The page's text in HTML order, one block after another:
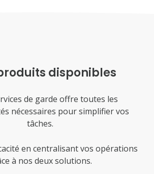
disponibles
de garde offre toutes les
nécessaires pour simplifier vos
tâches.
en centralisant vos opérations
à nos deux solutions.